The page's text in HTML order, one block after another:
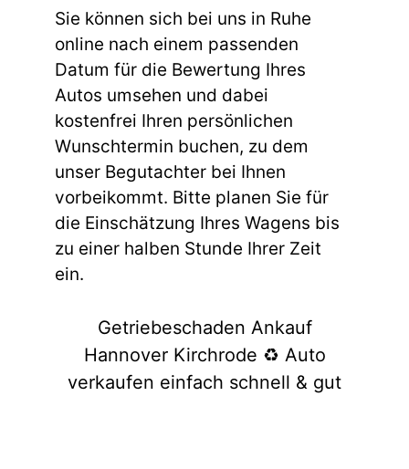
Sie können sich bei uns in Ruhe
online nach einem passenden
Datum für die Bewertung Ihres
Autos umsehen und dabei
kostenfrei Ihren persönlichen
Wunschtermin buchen, zu dem
unser Begutachter bei Ihnen
vorbeikommt. Bitte planen Sie für
die Einschätzung Ihres Wagens bis
zu einer halben Stunde Ihrer Zeit
ein.
Getriebeschaden Ankauf
Hannover Kirchrode ♻️ Auto
verkaufen einfach schnell & gut